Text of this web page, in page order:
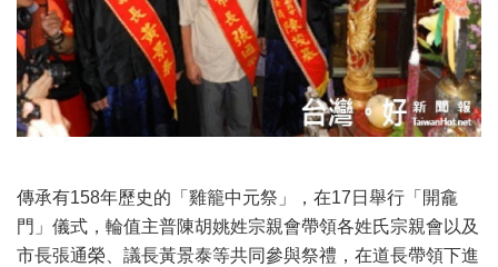
傳承有158年歷史的「雞籠中元祭」，在17日舉行「開龕
門」儀式，輪值主普陳胡姚姓宗親會帶領各姓氏宗親會以及
市長張通榮、議長黃景泰等共同參與祭禮，在道長帶領下進